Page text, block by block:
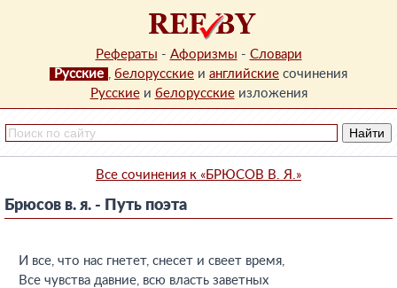
Рефераты - Афоризмы - Словари
Русские , белорусские и английские сочинения
Русскиеи белорусскиеизложения
Все сочинения к «БРЮСОВ В. Я.»
Брюсов в. я. - Путь поэта
И все, что нас гнетет, снесет и свеет время,
Все чувства давние, всю власть заветных